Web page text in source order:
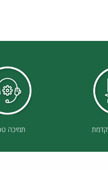
תמיכה טכנית